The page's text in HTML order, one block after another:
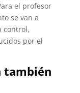
el profesor
se van a
control,
por el
también